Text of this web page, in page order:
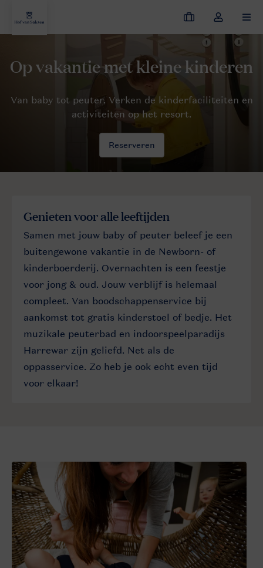
Mijn
boekingen
Open
de
dropdown
van
mijn
Vakantie met kinderen Op vakantie met kleine kinderen
Reserveren
Genieten voor alle leeftijden
Samen met jouw baby of peuter beleef je een
buitengewone vakantie in de Newborn- of
kinderboerderij. Overnachten is een feestje
voor jong & oud. Jouw verblijf is helemaal
compleet. Van boodschappenservice bij
aankomst tot gratis kinderstoel of bedje. Het
muzikale peuterbad en indoorspeelparadijs
Harrewar zijn geliefd. Net als de
oppasservice. Zo heb je ook echt even tijd
voor elkaar!